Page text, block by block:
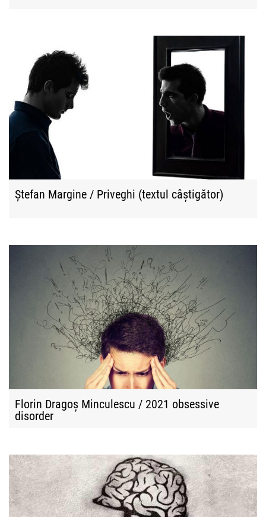
Ștefan Margine / Priveghi (textul câștigător)
Florin Dragoș Minculescu / 2021 obsessive
disorder